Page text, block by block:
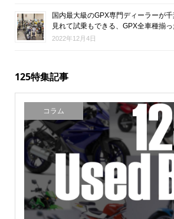
国内最大級のGPX専門ディーラーが
見れて試乗もできる、GPX全車種揃
2022年12月4日
125特集記事
コラム